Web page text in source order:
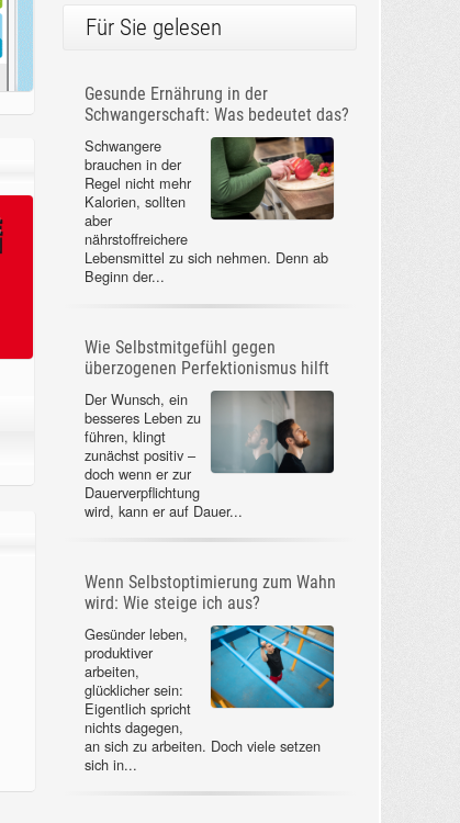
Für Sie gelesen
Gesunde Ernährung in der
Schwangerschaft: Was bedeutet das?
Schwangere
brauchen in der
Regel nicht mehr
Kalorien, sollten
aber
nährstoffreichere
Lebensmittel zu sich nehmen. Denn ab
Beginn der...
Wie Selbstmitgefühl gegen
überzogenen Perfektionismus hilft
Der Wunsch, ein
besseres Leben zu
führen, klingt
zunächst positiv –
doch wenn er zur
Dauerverpflichtung
wird, kann er auf Dauer...
Wenn Selbstoptimierung zum Wahn
wird: Wie steige ich aus?
Gesünder leben,
produktiver
arbeiten,
glücklicher sein:
Eigentlich spricht
nichts dagegen,
an sich zu arbeiten. Doch viele setzen
sich in...